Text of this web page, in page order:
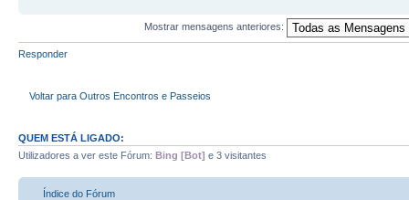
Mostrar mensagens anteriores:
Responder
Voltar para Outros Encontros e Passeios
QUEM ESTÁ LIGADO:
Utilizadores a ver este Fórum: Bing [Bot] e 3 visitantes
Índice do Fórum